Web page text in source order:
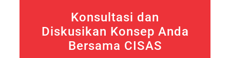
Konsultasi dan
Diskusikan Konsep Anda
Bersama CISAS